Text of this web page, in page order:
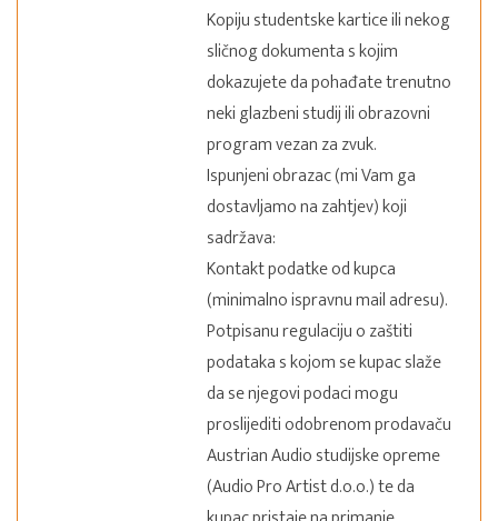
Kopiju studentske kartice ili nekog
sličnog dokumenta s kojim
dokazujete da pohađate trenutno
neki glazbeni studij ili obrazovni
program vezan za zvuk.
Ispunjeni obrazac (mi Vam ga
dostavljamo na zahtjev) koji
sadržava:
Kontakt podatke od kupca
(minimalno ispravnu mail adresu).
Potpisanu regulaciju o zaštiti
podataka s kojom se kupac slaže
da se njegovi podaci mogu
proslijediti odobrenom prodavaču
Austrian Audio studijske opreme
(Audio Pro Artist d.o.o.) te da